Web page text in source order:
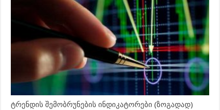
ტრენდის შემობრუნების ინდიკატორები (ზოგადად)